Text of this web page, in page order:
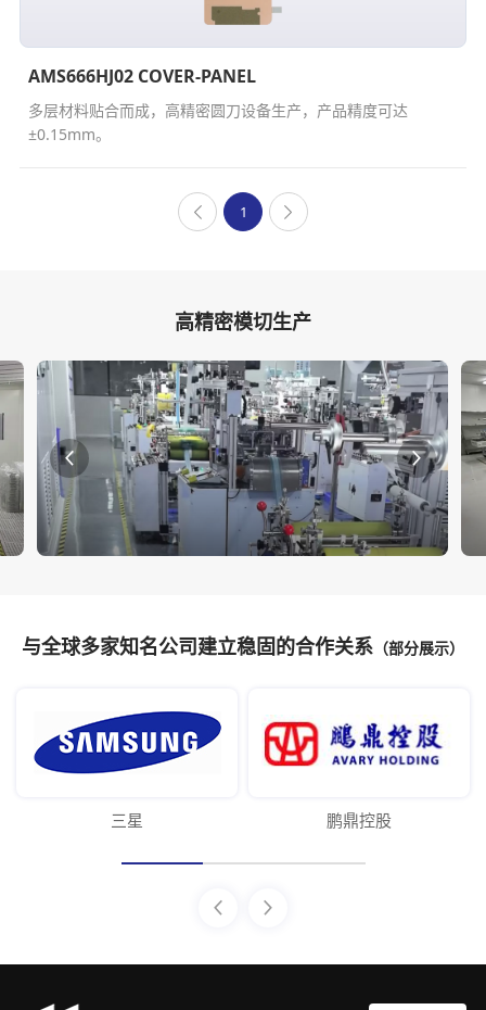
AMS666HJ02 COVER-PANEL
多层材料贴合而成，高精密圆刀设备生产，产品精度可达
±0.15mm。
1
高精密模切生产
与全球多家知名公司建立稳固的合作关系 （部分展示）
三星 鹏鼎控股